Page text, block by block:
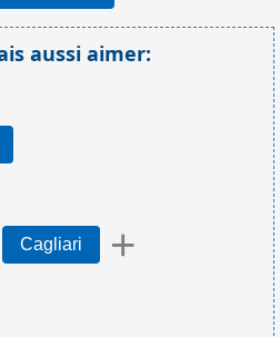
aussi aimer:
Cagliari +